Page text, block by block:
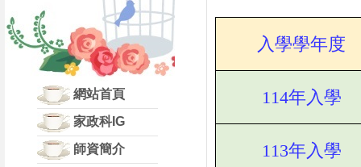
網站首頁
家政科IG
師資簡介
入學學年度
114年入學
113年入學